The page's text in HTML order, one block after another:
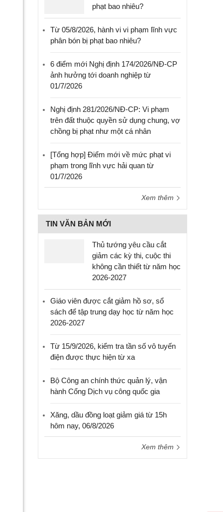
phạt bao nhiêu?
Từ 05/8/2026, hành vi vi phạm lĩnh vực
phân bón bị phạt bao nhiêu?
6 điểm mới Nghị định 174/2026/NĐ-CP
ảnh hưởng tới doanh nghiệp từ
01/7/2026
Nghị định 281/2026/NĐ-CP: Vi phạm
trên đất thuộc quyền sử dụng chung, vợ
chồng bị phạt như một cá nhân
[Tổng hợp] Điểm mới về mức phạt vi
phạm trong lĩnh vực hải quan từ
01/7/2026
Xem thêm
TIN VĂN BẢN MỚI
Thủ tướng yêu cầu cắt
giảm các kỳ thi, cuộc thi
không cần thiết từ năm học
2026-2027
Giáo viên được cắt giảm hồ sơ, sổ
sách để tập trung dạy học từ năm học
2026-2027
Từ 15/9/2026, kiểm tra tần số vô tuyến
điện được thực hiện từ xa
Bộ Công an chính thức quản lý, vận
hành Cổng Dịch vụ công quốc gia
Xăng, dầu đồng loạt giảm giá từ 15h
hôm nay, 06/8/2026
Xem thêm